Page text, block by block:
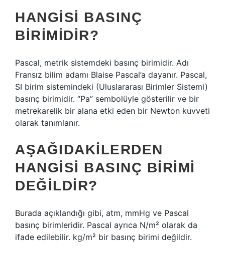
HANGISI BASINÇ
BIRIMIDIR?
Pascal, metrik sistemdeki basınç birimidir. Adı
Fransız bilim adamı Blaise Pascal’a dayanır. Pascal,
SI birim sistemindeki (Uluslararası Birimler Sistemi)
basınç birimidir. “Pa” sembolüyle gösterilir ve bir
metrekarelik bir alana etki eden bir Newton kuvveti
olarak tanımlanır.
AŞAĞIDAKILERDEN
HANGISI BASINÇ BIRIMI
DEĞILDIR?
Burada açıklandığı gibi, atm, mmHg ve Pascal
basınç birimleridir. Pascal ayrıca N/m² olarak da
ifade edilebilir. kg/m² bir basınç birimi değildir.